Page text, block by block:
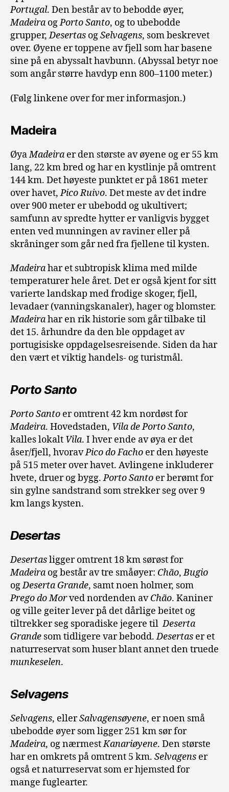
Portugal. Den består av to bebodde øyer,
Madeira ogPortoSanto, og to ubebodde
grupper,Desertas ogSelvagens, som beskrevet
over. Øyene er toppene av fjell som har basene
sine på en abyssalt havbunn. (Abyssal betyr noe
som angår større havdyp enn 800–1100 meter.)
(Følg linkene over for mer informasjon.)
Madeira
ØyaMadeira er den største av øyene og er 55 km
lang, 22 km bred og har en kystlinje på omtrent
144 km. Det høyeste punktet er på 1861 meter
over havet,Pico Ruivo. Det meste av det indre
over 900 meter er ubebodd og ukultivert;
samfunn av spredte hytter er vanligvis bygget
enten ved munningen av raviner eller på
skråninger som går ned fra fjellene til kysten.
Madeirahar et subtropisk klima med milde
temperaturer hele året. Det er også kjent for sitt
varierte landskap med frodige skoger, fjell,
levadaer (vanningskanaler), hager og blomster.
Madeirahar en rik historie som går tilbake til
det 15. århundre da den ble oppdaget av
portugisiske oppdagelsesreisende. Siden da har
den vært et viktig handels- og turistmål.
Porto Santo
Porto Santo er omtrent 42 km nordøst for
Madeira. Hovedstaden, Vila de Porto Santo,
kalles lokalt Vila. I hver ende av øya er det
åser/fjell, hvoravPico do Facho er den høyeste
på 515 meter over havet. Avlingene inkluderer
hvete, druer og bygg.Porto Santo er berømt for
sin gylne sandstrand som strekker seg over 9
km langs kysten.
Desertas
Desertasligger omtrent 18 km sørøst for
Madeira og består av tre småøyer: Chão,Bugio
ogDeserta Grande, samt noen holmer, som
Prego do Morved nordenden avChão. Kaniner
og ville geiter lever på det dårlige beitet og
tiltrekker seg sporadiske jegere tilDeserta
Grande som tidligere var bebodd.Desertas er et
naturreservat som huser blant annet den truede
munkeselen.
Selvagens
Selvagens, ellerSalvagensøyene, er noen små
ubebodde øyer som ligger 251 km sør for
Madeira, og nærmestKanariøyene. Den største
har en omkrets på omtrent 5 km. Selvagens er
også et naturreservat som er hjemsted for
mange fuglearter.